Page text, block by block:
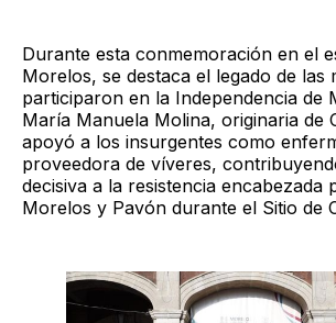
Durante esta conmemoración en el
Morelos, se destaca el legado de las
participaron en la Independencia de
María Manuela Molina, originaria de
apoyó a los insurgentes como
proveedora de víveres,
decisiva a la resistencia encabezada
Morelos y Pavón durante el Sitio de